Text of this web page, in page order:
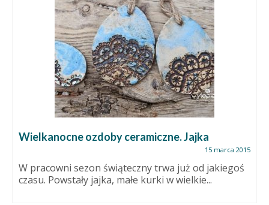
Wielkanocne ozdoby ceramiczne. Jajka
15 marca 2015
W pracowni sezon świąteczny trwa już od jakiegoś
czasu. Powstały jajka, małe kurki w wielkie...